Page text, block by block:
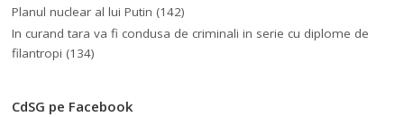
Planul nuclear al lui Putin (142)
In curand tara va fi condusa de criminali in serie cu diplome de
filantropi (134)
CdSG pe Facebook